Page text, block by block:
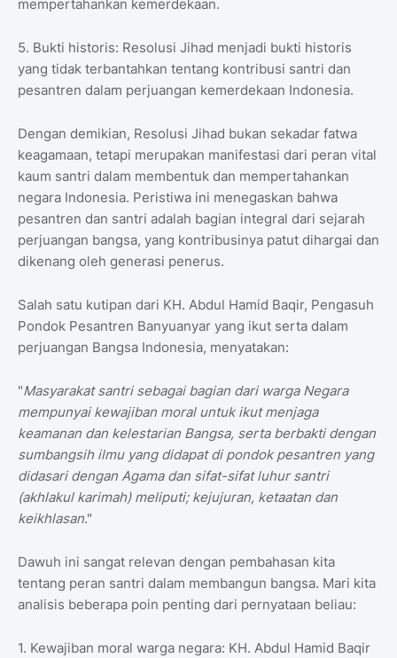
mempertahankan kemerdekaan.
5. Bukti historis: Resolusi Jihad menjadi bukti historis
yang tidak terbantahkan tentang kontribusi santri dan
pesantren dalam perjuangan kemerdekaan Indonesia.
Dengan demikian, Resolusi Jihad bukan sekadar fatwa
keagamaan, tetapi merupakan manifestasi dari peran vital
kaum santri dalam membentuk dan mempertahankan
negara Indonesia. Peristiwa ini menegaskan bahwa
pesantren dan santri adalah bagian integral dari sejarah
perjuangan bangsa, yang kontribusinya patut dihargai dan
dikenang oleh generasi penerus.
Salah satu kutipan dari KH. Abdul Hamid Baqir, Pengasuh
Pondok Pesantren Banyuanyar yang ikut serta dalam
perjuangan Bangsa Indonesia, menyatakan:
"Masyarakat santri sebagai bagian dari warga Negara
mempunyai kewajiban moral untuk ikut menjaga
keamanan dan kelestarian Bangsa, serta berbakti dengan
sumbangsih ilmu yang didapat di pondok pesantren yang
didasari dengan Agama dan sifat-sifat luhur santri
(akhlakul karimah) meliputi; kejujuran, ketaatan dan
keikhlasan."
Dawuh ini sangat relevan dengan pembahasan kita
tentang peran santri dalam membangun bangsa. Mari kita
analisis beberapa poin penting dari pernyataan beliau:
1. Kewajiban moral warga negara: KH. Abdul Hamid Baqir